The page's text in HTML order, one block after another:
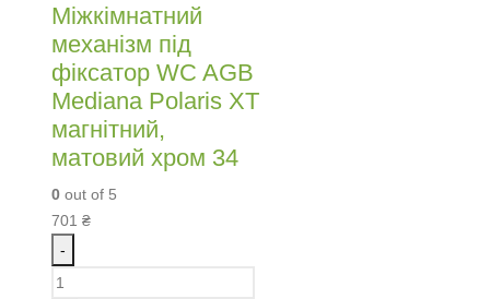
Міжкімнатний
механізм під
фіксатор WC AGB
Mediana Polaris XT
магнітний,
матовий хром 34
0 out of 5
701 ₴
-